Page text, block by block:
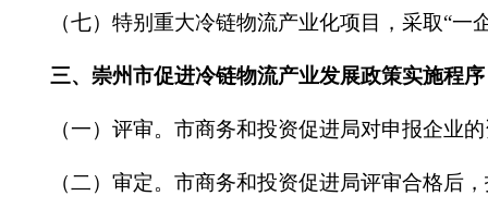
（七）特别重大冷链物流产业化项目，采取“一
三、 崇州市促进冷链物流产业发展政策实施程序
（一）评审。市商务和投资促进局对申报企业的
（二）审定。市商务和投资促进局评审合格后，